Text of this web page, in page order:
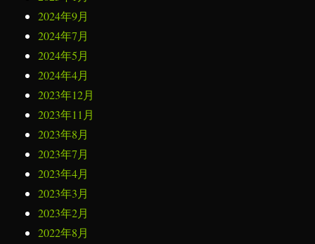
2024年9月
2024年7月
2024年5月
2024年4月
2023年12月
2023年11月
2023年8月
2023年7月
2023年4月
2023年3月
2023年2月
2022年8月